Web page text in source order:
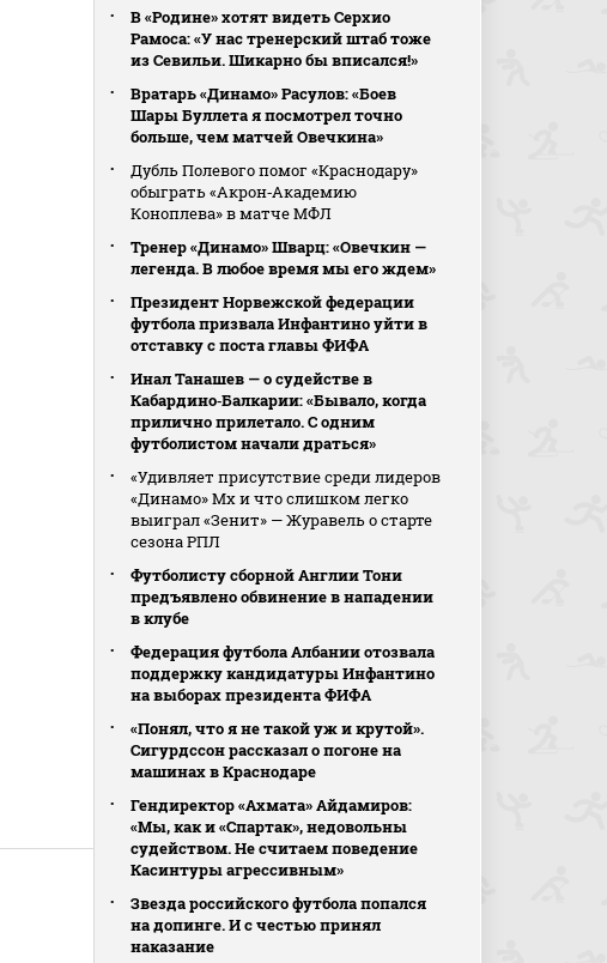
В «Родине» хотят видеть Серхио
Рамоса: «У нас тренерский штаб тоже
из Севильи. Шикарно бы вписался!»
Вратарь «Динамо» Расулов: «Боев
Шары Буллета я посмотрел точно
больше, чем матчей Овечкина»
Дубль Полевого помог «Краснодару»
обыграть «Акрон‑Академию
Коноплева» в матче МФЛ
Тренер «Динамо» Шварц: «Овечкин —
легенда. В любое время мы его ждем»
Президент Норвежской федерации
футбола призвала Инфантино уйти в
отставку с поста главы ФИФА
Инал Танашев — о судействе в
Кабардино‑Балкарии: «Бывало, когда
прилично прилетало. С одним
футболистом начали драться»
«Удивляет присутствие среди лидеров
«Динамо» Мх и что слишком легко
выиграл «Зенит» — Журавель о старте
сезона РПЛ
Футболисту сборной Англии Тони
предъявлено обвинение в нападении
в клубе
Федерация футбола Албании отозвала
поддержку кандидатуры Инфантино
на выборах президента ФИФА
«Понял, что я не такой уж и крутой».
Сигурдссон рассказал о погоне на
машинах в Краснодаре
Гендиректор «Ахмата» Айдамиров:
«Мы, как и «Спартак», недовольны
судейством. Не считаем поведение
Касинтуры агрессивным»
Звезда российского футбола попался
на допинге. И с честью принял
наказание